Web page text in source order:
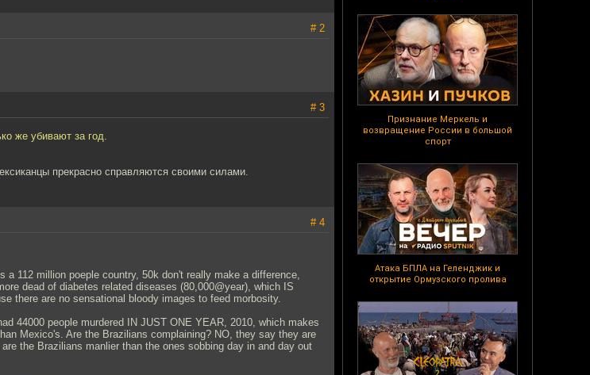
Признание Меркель и
возвращение России в большой
спорт
Атака БПЛА на Геленджик и
открытие Ормузского пролива
# 2
# 3
же убивают за год.
прекрасно справляются своими силами.
# 4
a 112 million poeple country, 50k don't really make a difference,
dead of diabetes related diseases (80,000@year), which IS
there are no sensational bloody images to feed morbosity.
44000 people murdered IN JUST ONE YEAR, 2010, which makes
Mexico's. Are the Brazilians complaining? NO, they say they are
the Brazilians manlier than the ones sobbing day in and day out